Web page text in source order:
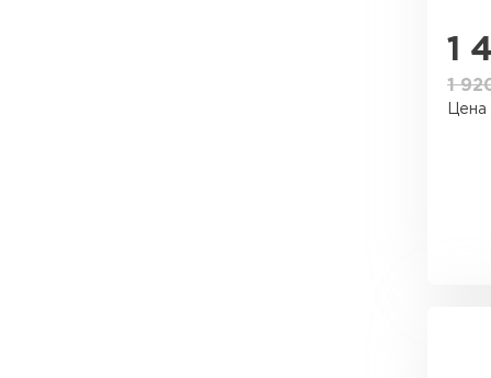
1
1
Цена